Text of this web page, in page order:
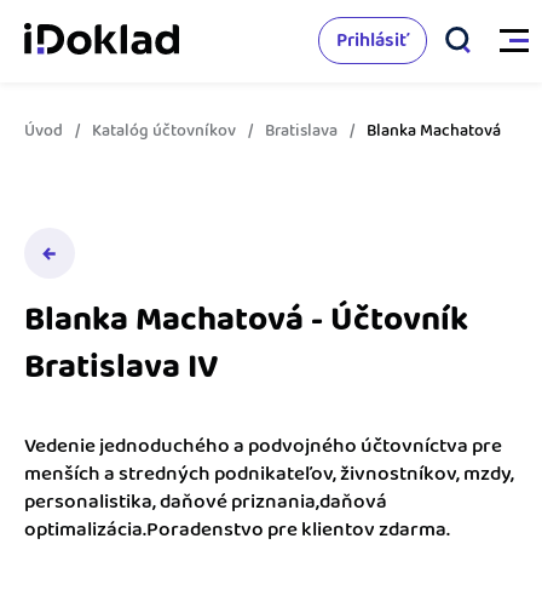
Sledovanie cashflow
Prepojenie na ďalšie systémy
Spriatelení účtovníci
Vzdelanie
Nápoveda
Ako začať s podnikaním
Ako sa vyznať vo fakturácii
Prihlásiť
Úvod Katalóg účtovníkov Bratislava Blanka Machatová
Blanka Machatová - Účtovník
Bratislava IV
Vedenie jednoduchého a podvojného účtovníctva pre
menších a stredných podnikateľov, živnostníkov, mzdy,
personalistika, daňové priznania,daňová
optimalizácia.Poradenstvo pre klientov zdarma.